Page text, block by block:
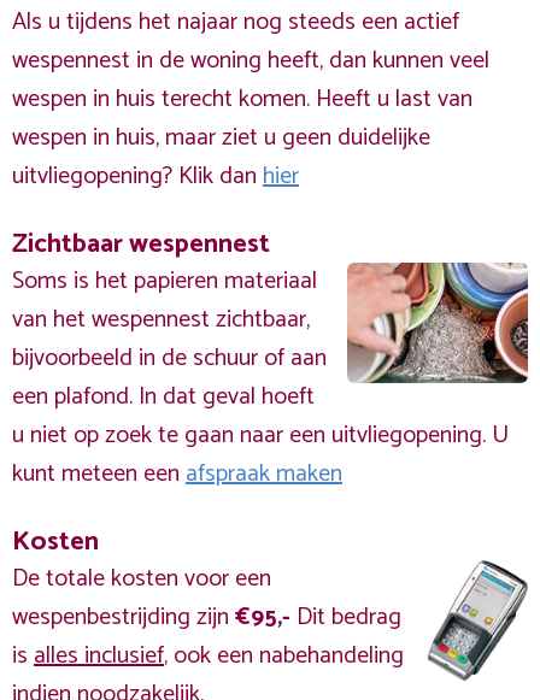
Als u tijdens het najaar nog steeds een actief
wespennest in de woning heeft, dan kunnen veel
wespen in huis terecht komen. Heeft u last van
wespen in huis, maar ziet u geen duidelijke
uitvliegopening? Klik danhier
Zichtbaar wespennest
Soms is het papieren materiaal
van het wespennest zichtbaar,
bijvoorbeeld in de schuur of aan
een plafond. In dat geval hoeft
u niet op zoek te gaan naar een uitvliegopening. U
kunt meteen eenafspraak maken
Kosten
De totale kosten voor een
wespenbestrijding zijn€95,- Dit bedrag
isalles inclusief, ook een nabehandeling